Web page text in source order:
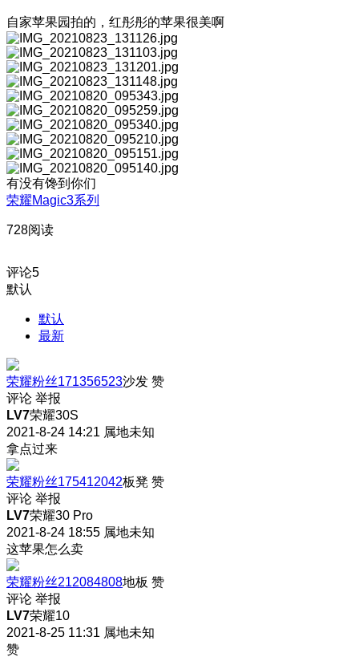
自家苹果园拍的，红彤彤的苹果很美啊
有没有馋到你们
荣耀Magic3系列
728阅读
评论5
默认
默认
最新
荣耀粉丝171356523沙发 赞
评论 举报
LV7荣耀30S
2021-8-24 14:21 属地未知
拿点过来
荣耀粉丝175412042板凳 赞
评论 举报
LV7荣耀30 Pro
2021-8-24 18:55 属地未知
这苹果怎么卖
荣耀粉丝212084808地板 赞
评论 举报
LV7荣耀10
2021-8-25 11:31 属地未知
赞